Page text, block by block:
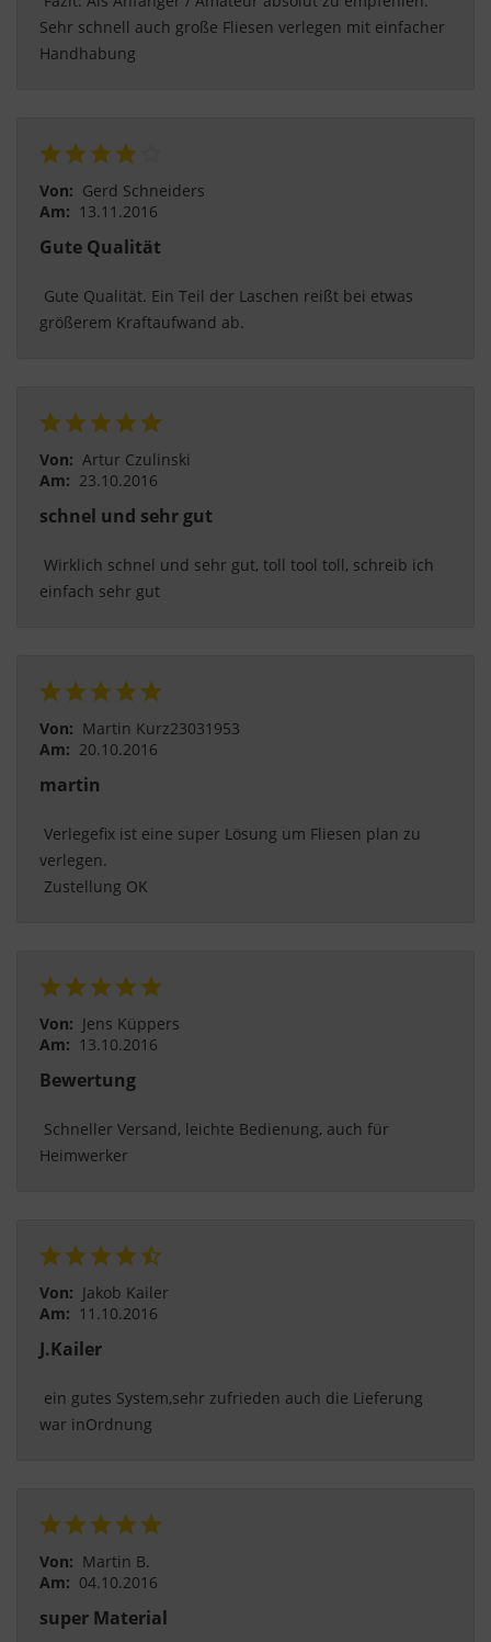
Sehr schnell auch große Fliesen verlegen mit einfacher
Handhabung
Von: Gerd Schneiders
Am: 13.11.2016
Gute Qualität
größerem Kraftaufwand ab.
Von: Artur Czulinski
Am: 23.10.2016
schnel und sehr gut
einfach sehr gut
Von: Martin Kurz23031953
Am: 20.10.2016
martin
verlegen.
Zustellung OK
Von: Jens Küppers
Am: 13.10.2016
Bewertung
Heimwerker
Von: Jakob Kailer
Am: 11.10.2016
J.Kailer
war inOrdnung
Von: Martin B.
Am: 04.10.2016
super Material